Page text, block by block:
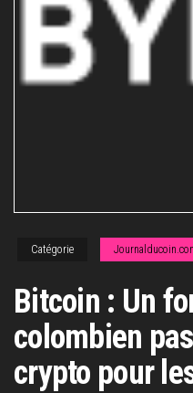
Catégorie
Bitcoin : Un
colombien
crypto pour